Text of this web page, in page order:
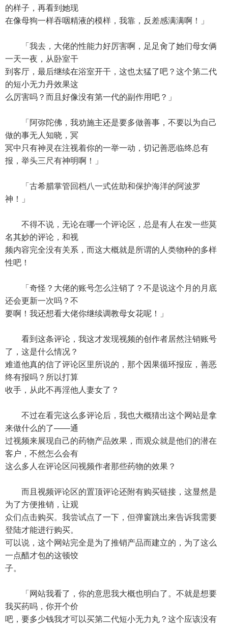
的样子，再看到她现
在像母狗一样吞咽精液的模样，我靠，反差感满满啊！」
「我去，大佬的性能力好厉害啊，足足肏了她们母女俩
一天一夜，从卧室干
到客厅，最后继续在浴室开干，这也太猛了吧？这个第二代
的短小无力丹效果这
么厉害吗？而且好像没有第一代的副作用吧？」
「阿弥陀佛，我劝施主还是要多做善事，不要以为自己
做的事无人知晓，冥
冥中只有神灵在注视着你的一举一动，切记善恶临终总有
报，举头三尺有神明啊！」
「古希腊掌管回档八一式佐助和保护海洋的阿波罗
神！」
不得不说，无论在哪一个评论区，总是有人在发一些莫
名其妙的评论，和视
频内容完全没有关系，而这大概就是所谓的人类物种的多样
性吧！
「奇怪？大佬的账号怎么注销了？不是说这个月的月底
还会更新一次吗？不
要啊！我还想看大佬你继续调教母女花呢！」
看到这条评论，我这才发现视频的创作者居然注销账号
了，这是什么情况？
难道他真的信了评论区里所说的，那个因果循环报应，善恶
终有报吗？所以打算
收手，从此不再淫他人妻女了？
不过在看完这么多评论后，我也大概猜出这个网站是拿
来做什么的了——通
过视频来展现自己的药物产品效果，而观众就是他们的潜在
客户，不然怎么会有
这么多人在评论区问视频作者那些药物的效果？
而且视频评论区的置顶评论还附有购买链接，这显然是
为了方便推销，让观
众们点击购买。我尝试点了一下，但弹窗跳出来告诉我需要
登陆才能进行购买。
可以说，这个网站完全是为了推销产品而建立的，为了这么
一点醋才包的这顿饺
子。
「网站我看了，你的意思我大概也明白了。不就是想要
我买药吗，你开个价
吧，要多少钱我才可以买第二代短小无力丸？这个应该没有